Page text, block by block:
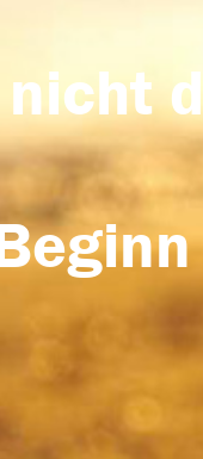
nicht